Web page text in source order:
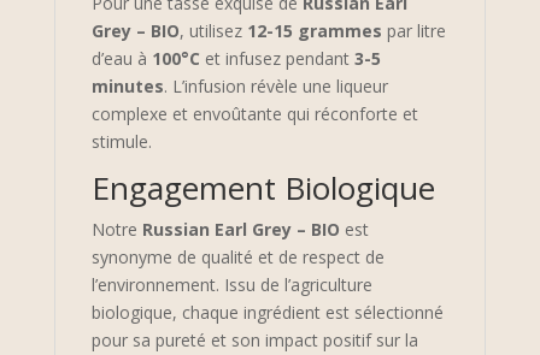
Grey – BIO, utilisez 12-15 grammes par litre
d’eau à 100°C et infusez pendant 3-5
minutes. L’infusion révèle une liqueur
complexe et envoûtante qui réconforte et
stimule.
Engagement Biologique
Notre Russian Earl Grey – BIO est
synonyme de qualité et de respect de
l’environnement. Issu de l’agriculture
biologique, chaque ingrédient est sélectionné
pour sa pureté et son impact positif sur la